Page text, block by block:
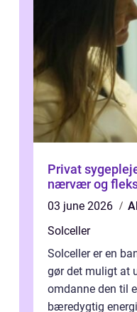
Privat sygepleje i
nærvær og
03 june 2026
Solceller
Solceller er en
gør det muligt at
omdanne den til
bæredygtig